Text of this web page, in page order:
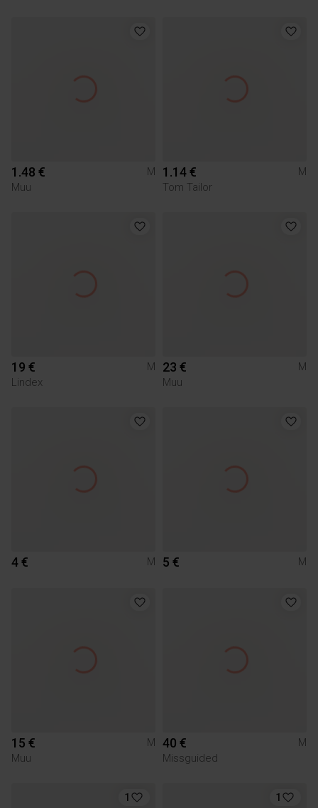
1.48 €
M
Muu
1.14 €
M
Tom Tailor
19 €
M
Lindex
23 €
M
Muu
4 € M 5 € M
15 €
M
Muu
40 €
M
Missguided
1 1